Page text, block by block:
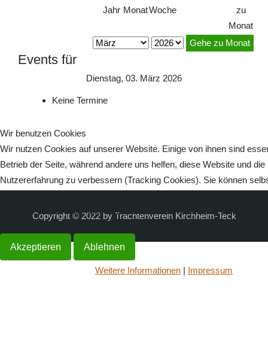
Jahr MonatWoche
zu
Monat
Gehe zu Monat
Events für
Dienstag, 03. März 2026
Keine Termine
Copyright © 2022 by Trachtenverein Kirchheim-Teck
Wir benutzen Cookies
Wir nutzen Cookies auf unserer Website. Einige von ihnen sind
Betrieb der Seite, während andere uns helfen, diese Website und die
Nutzererfahrung zu verbessern (Tracking Cookies). Sie können
womöglich nicht mehr alle Funktionalitäten der Seite zur Verfügung
Akzeptieren Ablehnen
Weitere Informationen | Impressum